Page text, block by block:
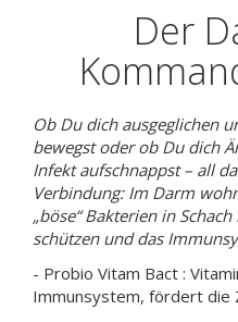
Der
Ob Du dich ausgeglichen
bewegst oder ob Du dich
Infekt aufschnappst – all
Verbindung: Im Darm
„böse“ Bakterien in
schützen und das
- Probio Vitam Bact :
Immunsystem, fördert die